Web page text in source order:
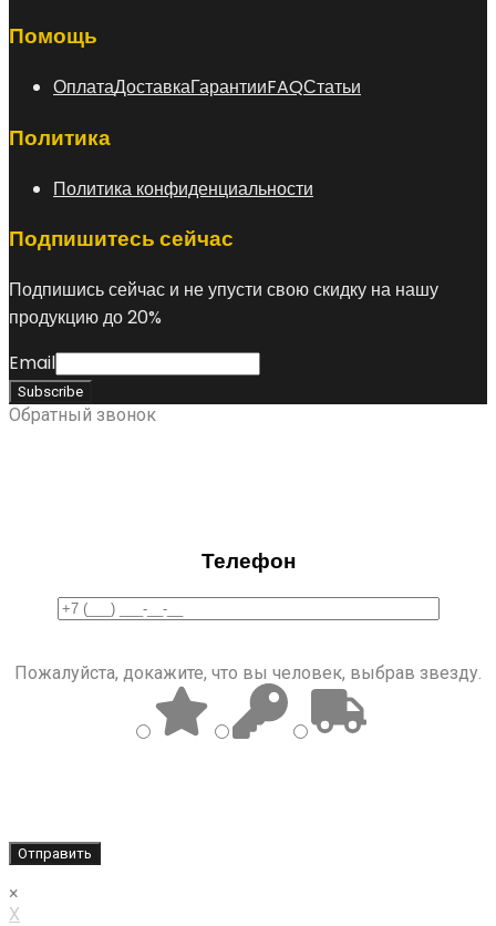
Помощь
ОплатаДоставкаГарантииFAQСтатьи
Политика
Политика конфиденциальности
Подпишитесь сейчас
Подпишись сейчас и не упусти свою скидку на нашу
продукцию до 20%
Email
Обратный звонок
Телефон
Пожалуйста, докажите, что вы человек, выбрав звезду.
×
X